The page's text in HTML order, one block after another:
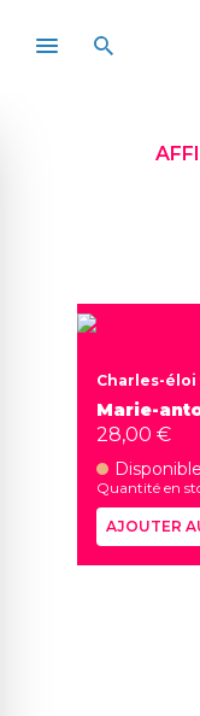
Charles-éloi
Marie-
28,00 €
Quantité en
AJOUTER